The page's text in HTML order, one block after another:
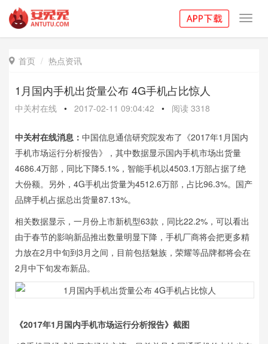
 首页 热点资讯
1月国内手机出货量公布 4G手机占比惊人
中关村在线 • 2017-02-11 09:04:42 • 阅读 3318
中关村在线消息： 中国信息通信研究院发布了《2017年1月国内
手机市场运行分析报告》，其中数据显示国内手机市场出货量
4686.4万部，同比下降5.1%，智能手机以4503.1万部占据了绝
大份额。另外，4G手机出货量为4512.6万部，占比96.3%。国产
品牌手机占据总出货量87.13%。
相关数据显示，一月份上市新机型63款，同比22.2%，可以看出
由于春节的影响新品推出数量明显下降，手机厂商将会把更多精
力放在2月中旬到3月之间，目前包括魅族，荣耀等品牌都将会在
2月中下旬发布新品。
《2017年1月国内手机市场运行分析报告》截图